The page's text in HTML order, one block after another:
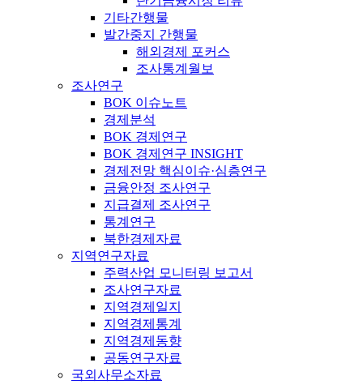
기타간행물
발간중지 간행물
해외경제 포커스
조사통계월보
조사연구
BOK 이슈노트
경제분석
BOK 경제연구
BOK 경제연구 INSIGHT
경제전망 핵심이슈·심층연구
금융안정 조사연구
지급결제 조사연구
통계연구
북한경제자료
지역연구자료
주력산업 모니터링 보고서
조사연구자료
지역경제일지
지역경제통계
지역경제동향
공동연구자료
국외사무소자료